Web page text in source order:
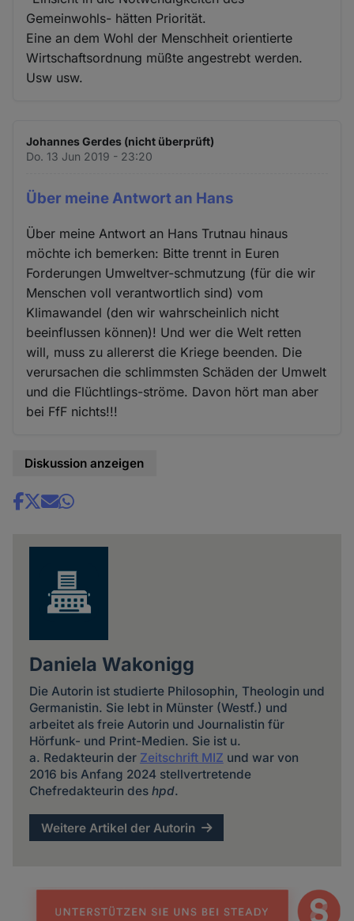
Gemeinwohls- hätten Priorität.
Eine an dem Wohl der Menschheit orientierte
Wirtschaftsordnung müßte angestrebt werden.
Usw usw.
Johannes Gerdes (nicht überprüft)
Do. 13 Jun 2019 - 23:20
Über meine Antwort an Hans
Über meine Antwort an Hans Trutnau hinaus
möchte ich bemerken: Bitte trennt in Euren
Forderungen Umweltver-schmutzung (für die wir
Menschen voll verantwortlich sind) vom
Klimawandel (den wir wahrscheinlich nicht
beeinflussen können)! Und wer die Welt retten
will, muss zu allererst die Kriege beenden. Die
verursachen die schlimmsten Schäden der Umwelt
und die Flüchtlings-ströme. Davon hört man aber
bei FfF nichts!!!
Diskussion anzeigen
Share
Daniela Wakonigg
Die Autorin ist studierte Philosophin, Theologin und
Germanistin. Sie lebt in Münster (Westf.) und
arbeitet als freie Autorin und Journalistin für
Hörfunk- und Print-Medien. Sie ist u.
a. Redakteurin der Zeitschrift MIZ und war von
2016 bis Anfang 2024 stellvertretende
Chefredakteurin des hpd.
Weitere Artikel der Autorin